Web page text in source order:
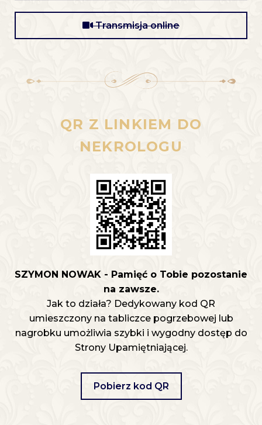
Transmisja online
QR Z LINKIEM DO
NEKROLOGU
SZYMON NOWAK - Pamięć o Tobie pozostanie
na zawsze.
Jak to działa? Dedykowany kod QR
umieszczony na tabliczce pogrzebowej lub
nagrobku umożliwia szybki i wygodny dostęp do
Strony Upamiętniającej.
Pobierz kod QR